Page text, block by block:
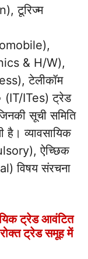
टूरिज्म
& H/W),
टेलीकॉम
ITes) ट्रेड
सूची समिति
है। व्यावसायिक
ऐच्छिक
विषय संरचना
ट्रेड आवंटित
ट्रेड समूह में